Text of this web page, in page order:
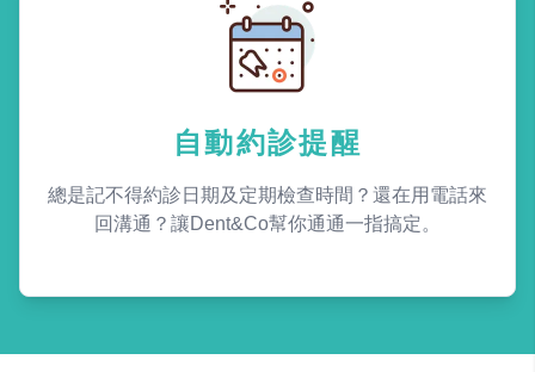
自動約診提醒
總是記不得約診日期及定期檢查時間？還在用電話來
回溝通？讓Dent&Co幫你通通一指搞定。